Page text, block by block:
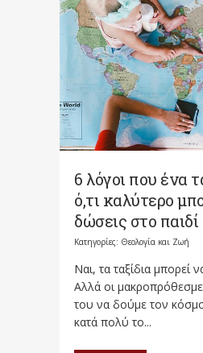
6 λόγοι που ένα
ό,τι καλύτερο
δώσεις στο
Κατηγορίες: Θεολογία και Ζωή
Ναι, τα ταξίδια μπορεί
Αλλά οι
του να δούμε τον
κατά πολύ το...